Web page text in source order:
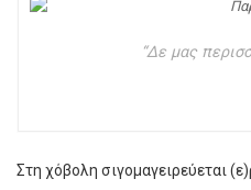
“Δε μας
Στη χόβολη σιγομαγειρεύεται